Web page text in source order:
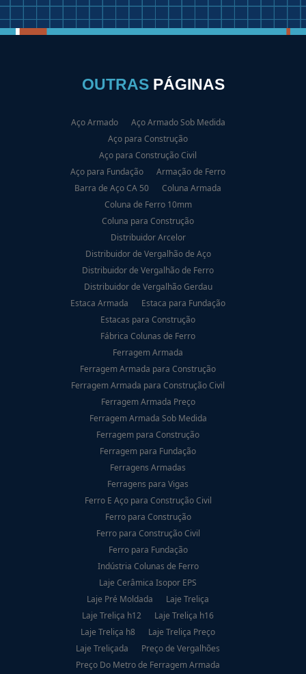
OUTRAS PÁGINAS
Aço Armado
Aço Armado Sob Medida
Aço para Construção
Aço para Construção Civil
Aço para Fundação
Armação de Ferro
Barra de Aço CA 50
Coluna Armada
Coluna de Ferro 10mm
Coluna para Construção
Distribuidor Arcelor
Distribuidor de Vergalhão de Aço
Distribuidor de Vergalhão de Ferro
Distribuidor de Vergalhão Gerdau
Estaca Armada
Estaca para Fundação
Estacas para Construção
Fábrica Colunas de Ferro
Ferragem Armada
Ferragem Armada para Construção
Ferragem Armada para Construção Civil
Ferragem Armada Preço
Ferragem Armada Sob Medida
Ferragem para Construção
Ferragem para Fundação
Ferragens Armadas
Ferragens para Vigas
Ferro E Aço para Construção Civil
Ferro para Construção
Ferro para Construção Civil
Ferro para Fundação
Indústria Colunas de Ferro
Laje Cerâmica Isopor EPS
Laje Pré Moldada
Laje Treliça
Laje Treliça h12
Laje Treliça h16
Laje Treliça h8
Laje Treliça Preço
Laje Treliçada
Preço de Vergalhões
Preço Do Metro de Ferragem Armada